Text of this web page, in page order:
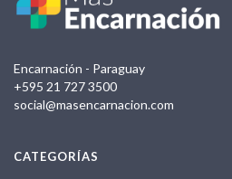
Encarnación - Paraguay
+595 21 727 3500
social@masencarnacion.com
CATEGORÍAS